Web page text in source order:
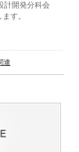
計開発分科会
す。
連